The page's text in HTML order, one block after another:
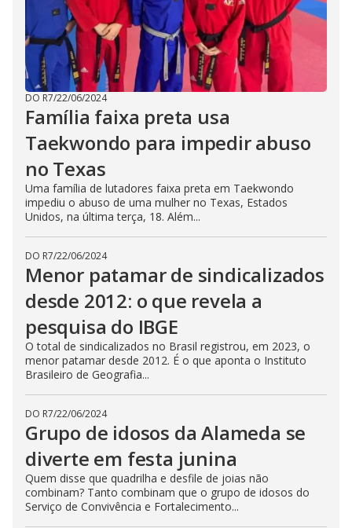
DO R7/22/06/2024
Família faixa preta usa
Taekwondo para impedir abuso
no Texas
Uma família de lutadores faixa preta em Taekwondo
impediu o abuso de uma mulher no Texas, Estados
Unidos, na última terça, 18. Além...
DO R7/22/06/2024
Menor patamar de sindicalizados
desde 2012: o que revela a
pesquisa do IBGE
O total de sindicalizados no Brasil registrou, em 2023, o
menor patamar desde 2012. É o que aponta o Instituto
Brasileiro de Geografia...
DO R7/22/06/2024
Grupo de idosos da Alameda se
diverte em festa junina
Quem disse que quadrilha e desfile de joias não
combinam? Tanto combinam que o grupo de idosos do
Serviço de Convivência e Fortalecimento...